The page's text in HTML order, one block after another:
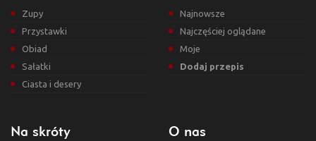
Zupy
Przystawki
Obiad
Sałatki
Ciasta i desery
Najnowsze
Najczęściej oglądane
Moje
Dodaj przepis
Na skróty O nas